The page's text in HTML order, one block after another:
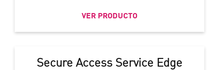
VER PRODUCTO
Secure Access Service Edge